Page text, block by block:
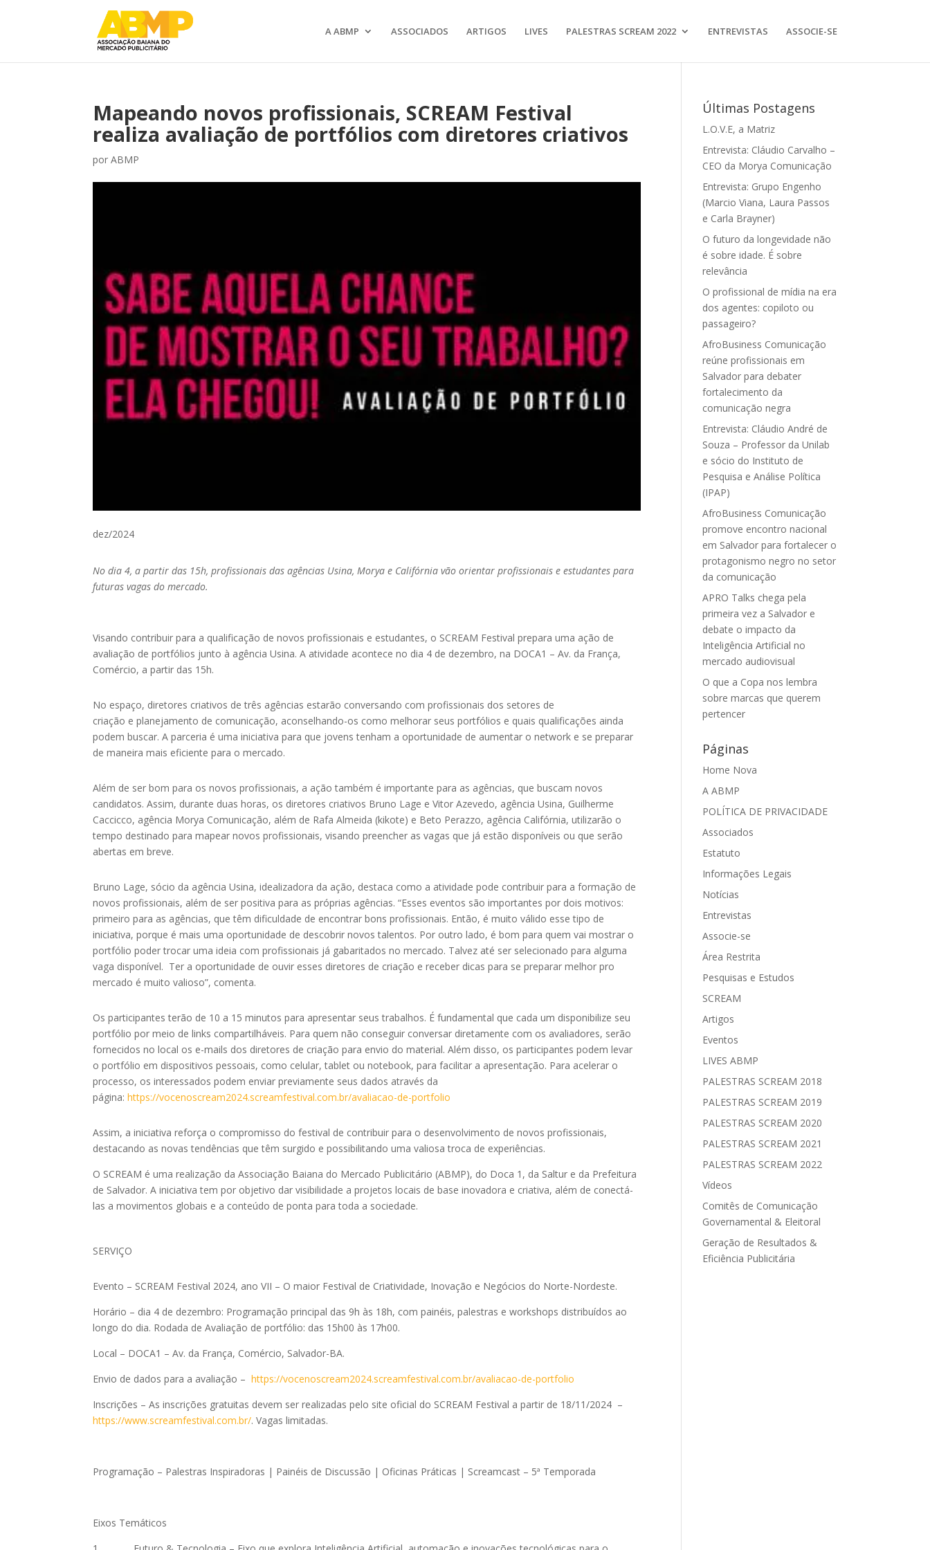
A ABMP ASSOCIADOS ARTIGOS LIVES PALESTRAS SCREAM 2022 ENTREVISTAS ASSOCIE-SE
Mapeando novos profissionais, SCREAM Festival
realiza avaliação de portfólios com diretores criativos
porABMP
dez/2024
No dia 4, a partir das 15h, profissionais das agências Usina, Morya e Califórnia vão orientar profissionais e estudantes para
futuras vagas do mercado.
Visando contribuir para a qualificação de novos profissionais e estudantes, o SCREAM Festival prepara uma ação de
avaliação de portfólios junto à agência Usina. A atividade acontece no dia 4 de dezembro, na DOCA1 – Av. da França,
Comércio, a partir das 15h.
No espaço, diretores criativos de três agências estarão conversando com profissionais dos setores de
criação eplanejamento de comunicação, aconselhando-os como melhorar seus portfólios e quais qualificações ainda
podem buscar. A parceria é uma iniciativa para que jovens tenham a oportunidade de aumentar o network e se preparar
de maneira mais eficiente para o mercado.
Além de ser bom para os novos profissionais, a ação também é importante para as agências, que buscam novos
candidatos. Assim, durante duas horas, os diretores criativos Bruno Lage e Vitor Azevedo, agência Usina, Guilherme
Caccicco, agência Morya Comunicação, além de Rafa Almeida (kikote) e Beto Perazzo, agência Califórnia, utilizarão o
tempo destinado para mapear novos profissionais, visando preencher as vagas que já estão disponíveis ou que serão
abertas em breve.
Bruno Lage, sócio da agência Usina, idealizadora da ação, destaca como a atividade pode contribuir para a formação de
novos profissionais, além de ser positiva para as próprias agências. “Esses eventos são importantes por dois motivos:
primeiro para as agências, que têm dificuldade de encontrar bons profissionais. Então, é muito válido esse tipo de
iniciativa, porque é mais uma oportunidade de descobrir novos talentos. Por outro lado, é bom para quem vai mostrar o
portfólio poder trocar uma ideia com profissionais já gabaritados no mercado. Talvez até ser selecionado para alguma
vaga disponível. Ter a oportunidade de ouvir esses diretores de criação e receber dicas para se preparar melhor pro
mercado é muito valioso”, comenta.
Os participantes terão de 10 a 15 minutos para apresentar seus trabalhos. É fundamental que cada um disponibilize seu
portfólio por meio de links compartilháveis. Para quem não conseguir conversar diretamente com os avaliadores, serão
fornecidos no local os e-mails dos diretores de criação para envio do material. Além disso, os participantes podem levar
o portfólio em dispositivos pessoais, como celular, tablet ou notebook, para facilitar a apresentação. Para acelerar o
processo, os interessados podem enviar previamente seus dados através da
página:https://vocenoscream2024.screamfestival.com.br/avaliacao-de-portfolio
Assim, a iniciativa reforça o compromisso do festival de contribuir para o desenvolvimento de novos profissionais,
destacando as novas tendências que têm surgido e possibilitando uma valiosa troca de experiências.
O SCREAM é uma realização da Associação Baiana do Mercado Publicitário (ABMP), do Doca 1, da Saltur e da Prefeitura
de Salvador. A iniciativa tem por objetivo dar visibilidade a projetos locais de base inovadora e criativa, além de conectá-
las a movimentos globais e a conteúdo de ponta para toda a sociedade.
SERVIÇO
Evento – SCREAM Festival 2024, ano VII – O maior Festival de Criatividade, Inovação e Negócios do Norte-Nordeste.
Horário – dia 4 de dezembro: Programação principal das 9h às 18h, com painéis, palestras e workshops distribuídos ao
longo do dia. Rodada de Avaliação de portfólio: das 15h00 às 17h00.
Local – DOCA1 – Av. da França, Comércio, Salvador-BA.
Envio de dados para a avaliação –https://vocenoscream2024.screamfestival.com.br/avaliacao-de-portfolio
Inscrições – As inscrições gratuitas devem ser realizadas pelo site oficial do SCREAM Festival a partir de 18/11/2024 –
https://www.screamfestival.com.br/. Vagas limitadas.
Programação – Palestras Inspiradoras | Painéis de Discussão | Oficinas Práticas | Screamcast – 5ª Temporada
Eixos Temáticos
Últimas Postagens
L.O.V.E, a Matriz
Entrevista: Cláudio Carvalho –
CEO da Morya Comunicação
Entrevista: Grupo Engenho
(Marcio Viana, Laura Passos
e Carla Brayner)
O futuro da longevidade não
é sobre idade. É sobre
relevância
O profissional de mídia na era
dos agentes: copiloto ou
passageiro?
AfroBusiness Comunicação
reúne profissionais em
Salvador para debater
fortalecimento da
comunicação negra
Entrevista: Cláudio André de
Souza – Professor da Unilab
e sócio do Instituto de
Pesquisa e Análise Política
(IPAP)
AfroBusiness Comunicação
promove encontro nacional
em Salvador para fortalecer o
protagonismo negro no setor
da comunicação
APRO Talks chega pela
primeira vez a Salvador e
debate o impacto da
Inteligência Artificial no
mercado audiovisual
O que a Copa nos lembra
sobre marcas que querem
pertencer
Páginas
Home Nova
A ABMP
POLÍTICA DE PRIVACIDADE
Associados
Estatuto
Informações Legais
Notícias
Entrevistas
Associe-se
Área Restrita
Pesquisas e Estudos
SCREAM
Artigos
Eventos
LIVES ABMP
PALESTRAS SCREAM 2018
PALESTRAS SCREAM 2019
PALESTRAS SCREAM 2020
PALESTRAS SCREAM 2021
PALESTRAS SCREAM 2022
Vídeos
Comitês de Comunicação
Governamental & Eleitoral
Geração de Resultados &
Eficiência Publicitária